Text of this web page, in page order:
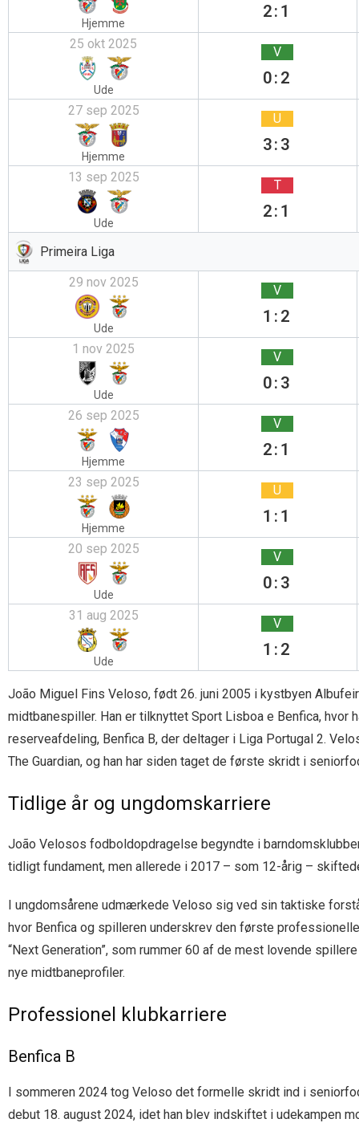
Hjemme
2:1
25 okt 2025
Ude
V
0:2
27 sep 2025
Hjemme
U
3:3
13 sep 2025
Ude
T
2:1
Primeira Liga
29 nov 2025
Ude
V
1:2
1 nov 2025
Ude
V
0:3
26 sep 2025
Hjemme
V
2:1
23 sep 2025
Hjemme
U
1:1
20 sep 2025
Ude
V
0:3
31 aug 2025
Ude
V
1:2
João Miguel Fins Veloso, født 26. juni 2005 i kystbyen
midtbanespiller. Han er tilknyttet Sport Lisboa e Benfica,
reserveafdeling, Benfica B, der deltager i Liga Portugal 2.
The Guardian, og han har siden taget de første skridt i
Tidlige år og ungdomskarriere
João Velosos fodboldopdragelse begyndte i
tidligt fundament, men allerede i 2017 – som 12-årig –
I ungdomsårene udmærkede Veloso sig ved sin taktiske
hvor Benfica og spilleren underskrev den første
“Next Generation”, som rummer 60 af de mest lovende
nye midtbaneprofiler.
Professionel klubkarriere
Benfica B
I sommeren 2024 tog Veloso det formelle skridt ind i
debut 18. august 2024, idet han blev indskiftet i udekampen